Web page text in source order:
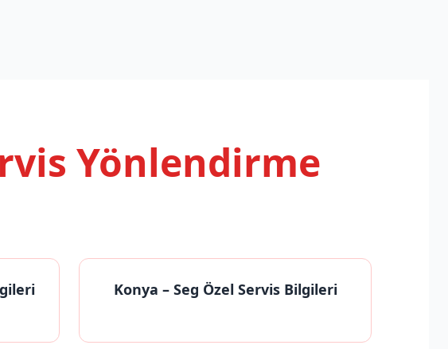
Yönlendirme
Konya – Seg Özel Servis Bilgileri